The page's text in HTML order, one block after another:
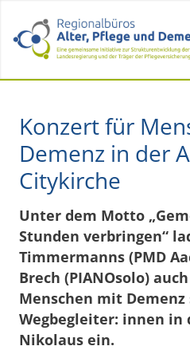
Konzert für
Demenz in der
Citykirche
Unter dem Motto
Stunden verbringen“
Timmermanns (PMD
Brech (PIANOsolo)
Menschen mit
Wegbegleiter: innen in
Nikolaus ein.